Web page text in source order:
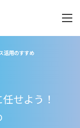
く
活用のすすめ
せよう！